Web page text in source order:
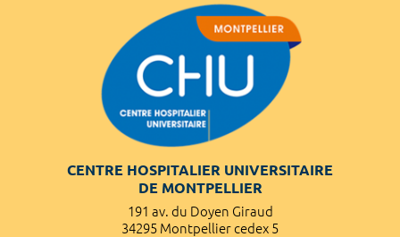
CENTRE HOSPITALIER UNIVERSITAIRE
DE MONTPELLIER
191 av. du Doyen Giraud
34295 Montpellier cedex 5